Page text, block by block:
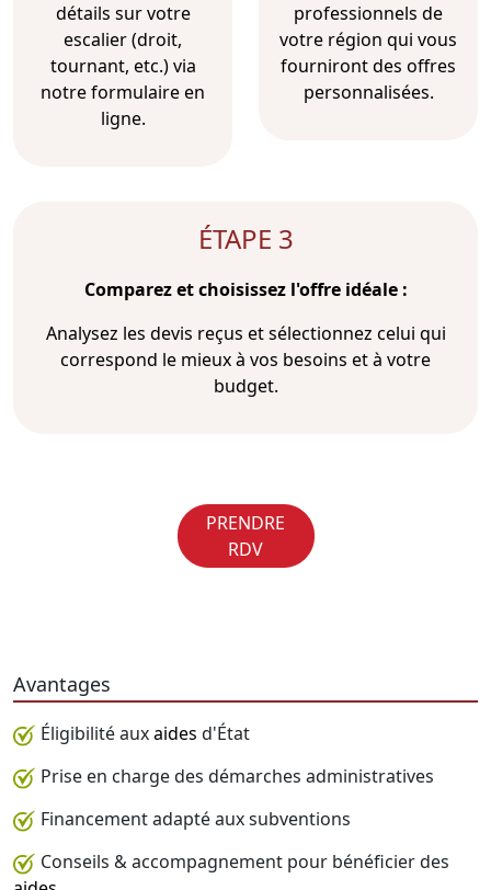
détails sur votre
escalier (droit,
tournant, etc.) via
notre formulaire en
ligne.
professionnels de
votre région qui vous
fourniront des offres
personnalisées.
ÉTAPE 3
Comparez et choisissez l'offre idéale :
Analysez les devis reçus et sélectionnez celui qui
correspond le mieux à vos besoins et à votre
budget.
PRENDRE
RDV
Avantages
Éligibilité auxaides d'État
Prise en charge des démarches administratives
Financement adapté aux subventions
Conseils & accompagnement pour bénéficier des